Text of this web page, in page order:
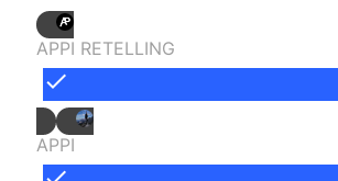
APPI RETELLING
done
APPI